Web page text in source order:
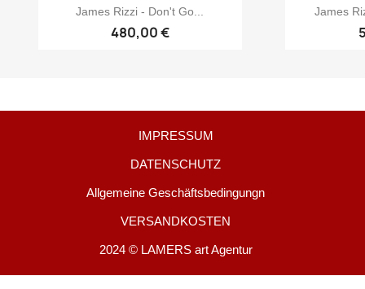
James Rizzi - Don't Go...
480,00 €
James
IMPRESSUM
DATENSCHUTZ
Allgemeine Geschäftsbedingungn
VERSANDKOSTEN
2024 © LAMERS art Agentur